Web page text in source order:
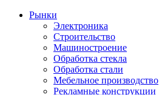
Рынки
Электроника
Строительство
Машиностроение
Обработка стекла
Обработка стали
Мебельное производство
Рекламные конструкции